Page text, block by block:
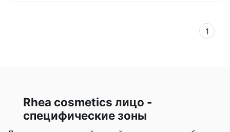
1
Rhea cosmetics лицо -
специфические зоны